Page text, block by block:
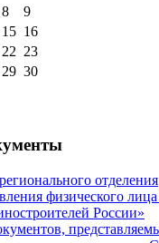
8
9
15 16
22 23
29 30
отделения
физического
России»